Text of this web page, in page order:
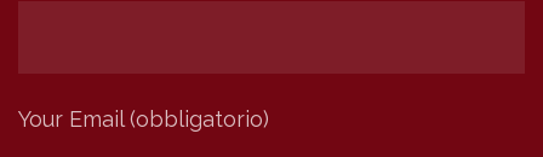
Your Email (obbligatorio)